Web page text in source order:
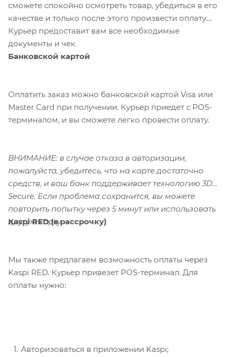
сможете спокойно осмотреть товар, убедиться в его
качестве и только после этого произвести оплату.
Курьер предоставит вам все необходимые
документы и чек.
Банковской картой
Оплатить заказ можно банковской картой Visa или
Master Card при получении. Курьер приедет с POS-
терминалом, и вы сможете легко провести оплату.
ВНИМАНИЕ: в случае отказа в авторизации,
пожалуйста, убедитесь, что на карте достаточно
средств, и ваш банк поддерживает технологию 3D-
Secure. Если проблема сохранится, вы можете
повторить попытку через 5 минут или использовать
другую карту.
Kaspi RED (в рассрочку)
Мы также предлагаем возможность оплаты через
Kaspi RED. Курьер привезет POS-терминал. Для
оплаты нужно:
Авторизоваться в приложении Kaspi;